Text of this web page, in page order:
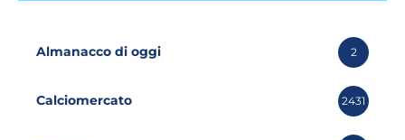
Almanacco di oggi 2
Calciomercato 2431